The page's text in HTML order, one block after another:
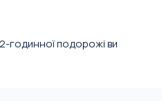
2-годинної подорожі ви